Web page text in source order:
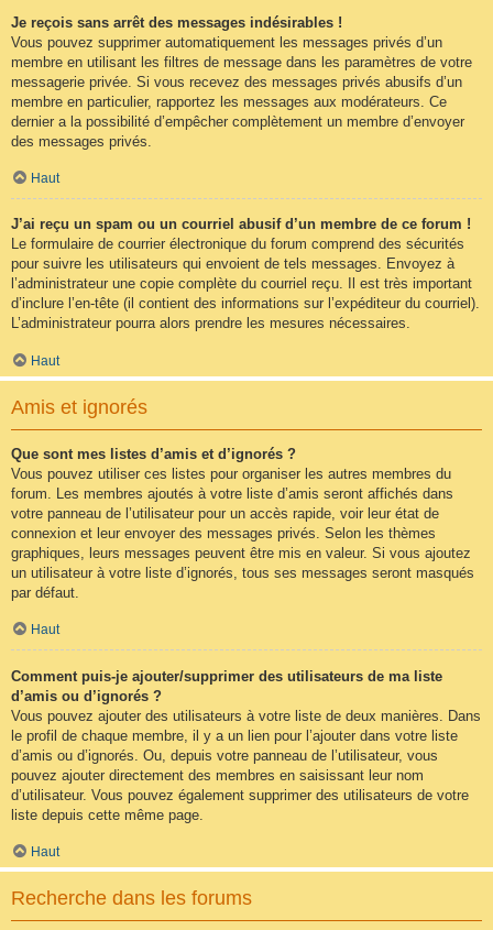
Je reçois sans arrêt des messages indésirables !
Vous pouvez supprimer automatiquement les messages privés d’un
membre en utilisant les filtres de message dans les paramètres de votre
messagerie privée. Si vous recevez des messages privés abusifs d’un
membre en particulier, rapportez les messages aux modérateurs. Ce
dernier a la possibilité d’empêcher complètement un membre d’envoyer
des messages privés.
Haut
J’ai reçu un spam ou un courriel abusif d’un membre de ce forum !
Le formulaire de courrier électronique du forum comprend des sécurités
pour suivre les utilisateurs qui envoient de tels messages. Envoyez à
l’administrateur une copie complète du courriel reçu. Il est très important
d’inclure l’en-tête (il contient des informations sur l’expéditeur du courriel).
L’administrateur pourra alors prendre les mesures nécessaires.
Haut
Amis et ignorés
Que sont mes listes d’amis et d’ignorés ?
Vous pouvez utiliser ces listes pour organiser les autres membres du
forum. Les membres ajoutés à votre liste d’amis seront affichés dans
votre panneau de l’utilisateur pour un accès rapide, voir leur état de
connexion et leur envoyer des messages privés. Selon les thèmes
graphiques, leurs messages peuvent être mis en valeur. Si vous ajoutez
un utilisateur à votre liste d’ignorés, tous ses messages seront masqués
par défaut.
Haut
Comment puis-je ajouter/supprimer des utilisateurs de ma liste
d’amis ou d’ignorés ?
Vous pouvez ajouter des utilisateurs à votre liste de deux manières. Dans
le profil de chaque membre, il y a un lien pour l’ajouter dans votre liste
d’amis ou d’ignorés. Ou, depuis votre panneau de l’utilisateur, vous
pouvez ajouter directement des membres en saisissant leur nom
d’utilisateur. Vous pouvez également supprimer des utilisateurs de votre
liste depuis cette même page.
Haut
Recherche dans les forums